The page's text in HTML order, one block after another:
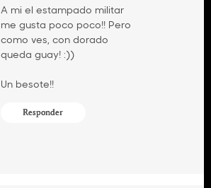
A mi el estampado militar
me gusta poco poco!! Pero
como ves, con dorado
queda guay! :))
Un besote!!
Responder